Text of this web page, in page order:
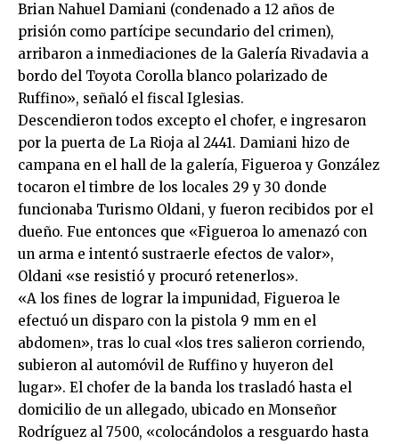
Brian Nahuel Damiani (condenado a 12 años de
prisión como partícipe secundario del crimen),
arribaron a inmediaciones de la Galería Rivadavia a
bordo del Toyota Corolla blanco polarizado de
Ruffino», señaló el fiscal Iglesias.
Descendieron todos excepto el chofer, e ingresaron
por la puerta de La Rioja al 2441. Damiani hizo de
campana en el hall de la galería, Figueroa y González
tocaron el timbre de los locales 29 y 30 donde
funcionaba Turismo Oldani, y fueron recibidos por el
dueño. Fue entonces que «Figueroa lo amenazó con
un arma e intentó sustraerle efectos de valor»,
Oldani «se resistió y procuró retenerlos».
«A los fines de lograr la impunidad, Figueroa le
efectuó un disparo con la pistola 9 mm en el
abdomen», tras lo cual «los tres salieron corriendo,
subieron al automóvil de Ruffino y huyeron del
lugar». El chofer de la banda los trasladó hasta el
domicilio de un allegado, ubicado en Monseñor
Rodríguez al 7500, «colocándolos a resguardo hasta